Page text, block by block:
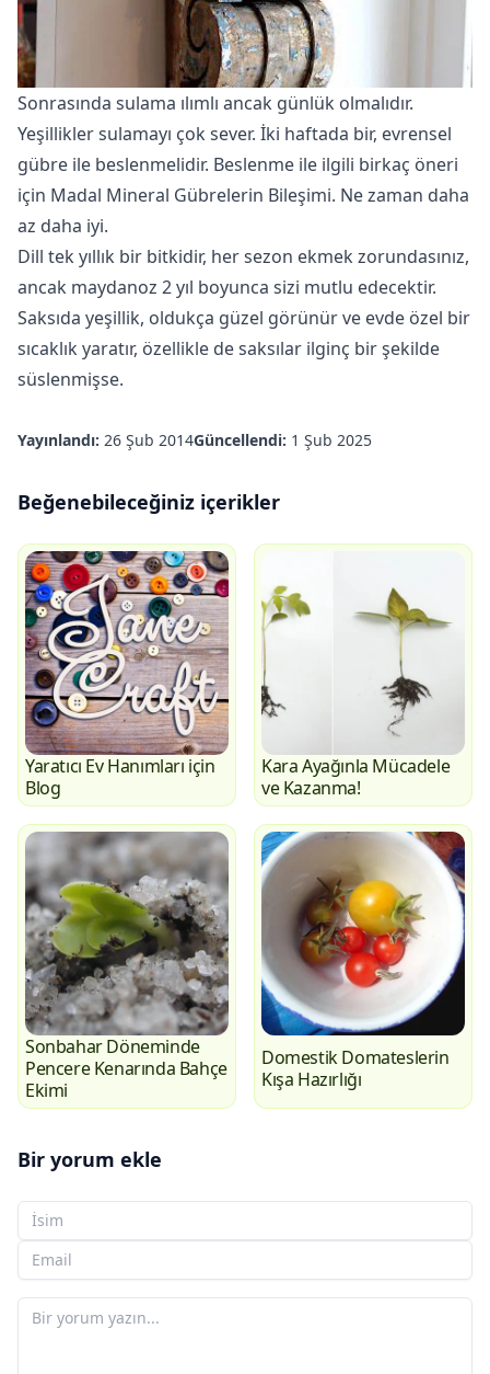
Sonrasında sulama ılımlı ancak günlük olmalıdır.
Yeşillikler sulamayı çok sever. İki haftada bir, evrensel
gübre ile beslenmelidir. Beslenme ile ilgili birkaç öneri
için Madal Mineral Gübrelerin Bileşimi. Ne zaman daha
az daha iyi.
Dill tek yıllık bir bitkidir, her sezon ekmek zorundasınız,
ancak maydanoz 2 yıl boyunca sizi mutlu edecektir.
Saksıda yeşillik, oldukça güzel görünür ve evde özel bir
sıcaklık yaratır, özellikle de saksılar ilginç bir şekilde
süslenmişse.
Yayınlandı: 26 Şub 2014Güncellendi: 1 Şub 2025
Beğenebileceğiniz içerikler
Yaratıcı Ev Hanımları için
Blog
Kara Ayağınla Mücadele
ve Kazanma!
Sonbahar Döneminde
Pencere Kenarında Bahçe
Ekimi
Domestik Domateslerin
Kışa Hazırlığı
Bir yorum ekle
Adınız
E-posta adresiniz
Yorumunuz